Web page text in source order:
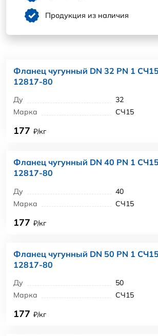
Продукция из наличия
Фланец чугунный DN 32 PN 1
12817-80
Ду
32
Марка
СЧ15
177 ₽/кг
Фланец чугунный DN 40 PN 1
12817-80
Ду
40
Марка
СЧ15
177 ₽/кг
Фланец чугунный DN 50 PN 1
12817-80
Ду
50
Марка
СЧ15
177 ₽/кг